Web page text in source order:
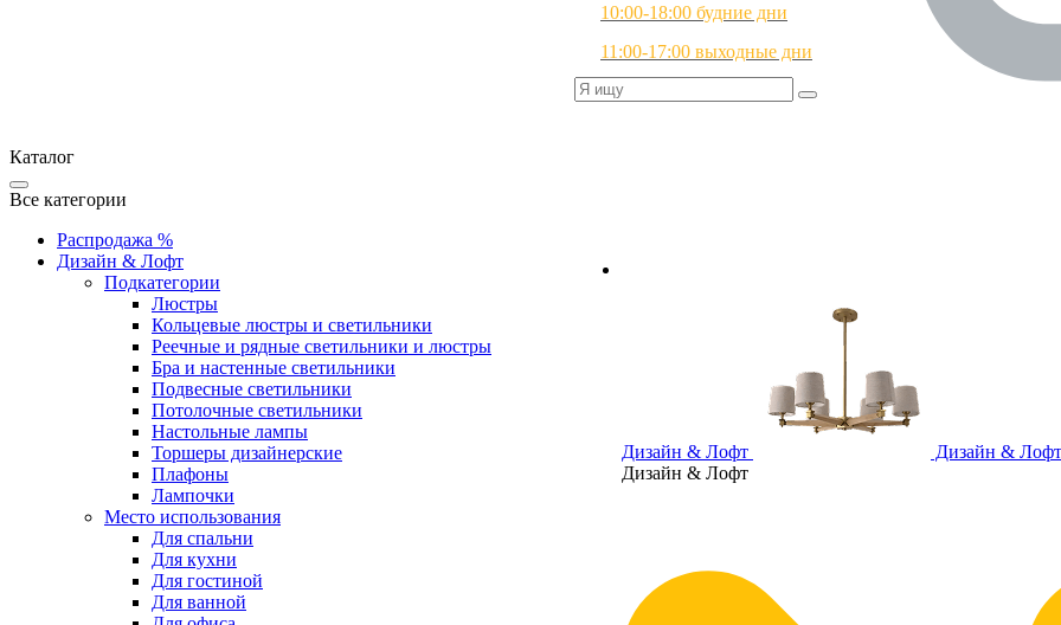
Дизайн & Лофт
Дизайн & Лофт
Дизайн & Лофт
10:00-18:00 будние дни
11:00-17:00 выходные дни
Каталог
Все категории
Распродажа %
Дизайн & Лофт
Подкатегории
Люстры
Кольцевые люстры и светильники
Реечные и рядные светильники и люстры
Бра и настенные светильники
Подвесные светильники
Потолочные светильники
Настольные лампы
Торшеры дизайнерские
Плафоны
Лампочки
Место использования
Для спальни
Для кухни
Для гостиной
Для ванной